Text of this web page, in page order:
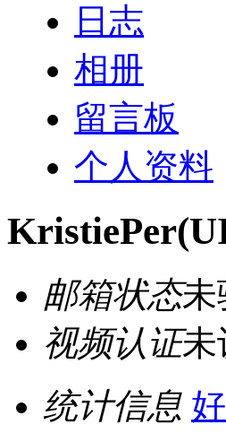
日志
相册
留言板
个人资料
KristiePer
邮箱状态未
视频认证未
统计信息